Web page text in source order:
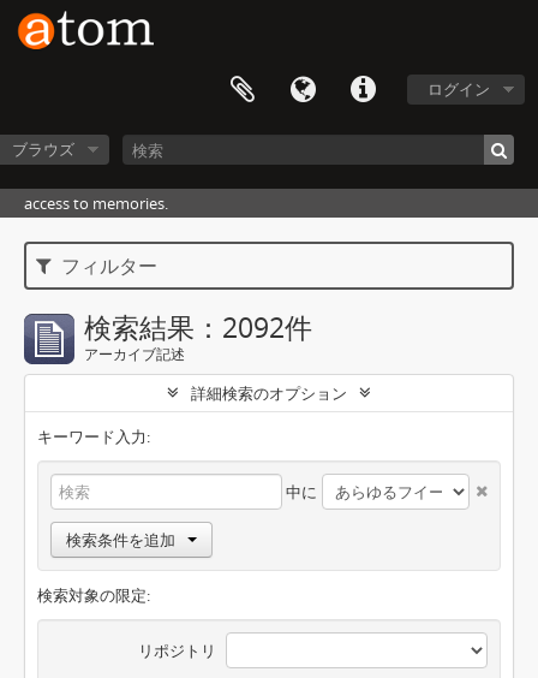
ログイン
ブラウズ
access to memories.
フィルター
検索結果：2092件
アーカイブ記述
詳細検索のオプション
キーワード入力:
中に
検索条件を追加
検索対象の限定:
リポジトリ